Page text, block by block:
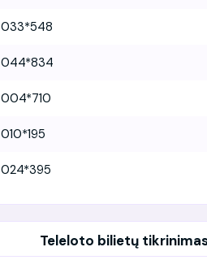
033*548
044*834
004*710
010*195
024*395
Teleloto bilietų